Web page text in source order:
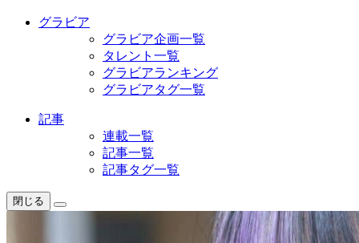
グラビア
グラビア企画一覧
タレント一覧
グラビアランキング
グラビアタグ一覧
記事
連載一覧
記事一覧
記事タグ一覧
閉じる